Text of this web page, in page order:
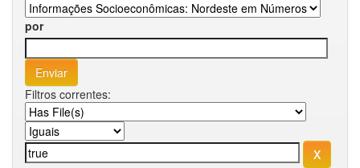
por
Filtros correntes: